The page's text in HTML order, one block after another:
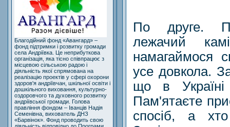
Благодійний фонд «Авангард» –
фонд підтримки і розвитку громади
села Андріївка. Це неприбуткова
організація, яка тісно співпрацює з
місцевою сільською радою і
діяльність якої спрямована на
реалізацію проектів у сфері охорони
здоров'я андріївчан, шкільної освіти і
дошкільного виховання, культурно-
оздоровчого та духовного розвитку
андріївської громади. Голова
правління фондом – Іванців Надія
Семенівна, вихователь ДНЗ
«Барвінок». Фонд проводить свою
По друге.
лежачий
намагаймося
усе довкола.
що в Україні
Пам'ятаєте
спосіб, а